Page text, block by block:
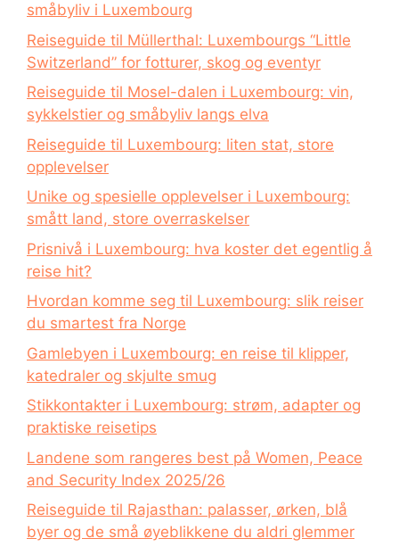
småbyliv i Luxembourg
Reiseguide til Müllerthal: Luxembourgs “Little
Switzerland” for fotturer, skog og eventyr
Reiseguide til Mosel-dalen i Luxembourg: vin,
sykkelstier og småbyliv langs elva
Reiseguide til Luxembourg: liten stat, store
opplevelser
Unike og spesielle opplevelser i Luxembourg:
smått land, store overraskelser
Prisnivå i Luxembourg: hva koster det egentlig å
reise hit?
Hvordan komme seg til Luxembourg: slik reiser
du smartest fra Norge
Gamlebyen i Luxembourg: en reise til klipper,
katedraler og skjulte smug
Stikkontakter i Luxembourg: strøm, adapter og
praktiske reisetips
Landene som rangeres best på Women, Peace
and Security Index 2025/26
Reiseguide til Rajasthan: palasser, ørken, blå
byer og de små øyeblikkene du aldri glemmer